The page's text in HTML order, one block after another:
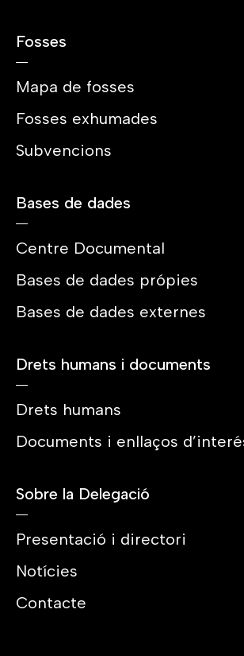
Fosses
Mapa de fosses
Fosses exhumades
Subvencions
Bases de dades
Centre Documental
Bases de dades própies
Bases de dades externes
Drets humans i documents
Drets humans
Documents i enllaços
Sobre la Delegació
Presentació i directori
Notícies
Contacte